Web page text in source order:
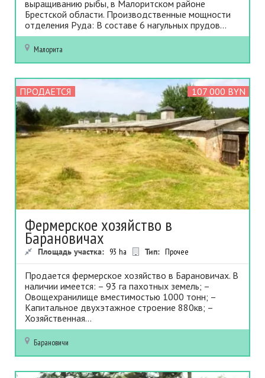
выращиванию рыбы, в Малоритском районе
Брестской области. Производственные мощности
отделения Руда: В составе 6 нагульных прудов...
Малорита
ПРОДАЕТСЯ 107 000 BYN
Фермерское хозяйство в
Барановичах
Площадь участка: 93 ha Тип: Прочее
Продается фермерское хозяйство в Барановичах. В
наличии имеется: – 93 га пахотных земель; –
Овощехранилище вместимостью 1000 тонн; –
Капитальное двухэтажное строение 880кв; –
Хозяйственная...
Барановичи